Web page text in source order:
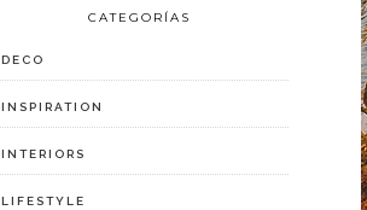
CATEGORÍAS
DECO
INSPIRATION
INTERIORS
LIFESTYLE